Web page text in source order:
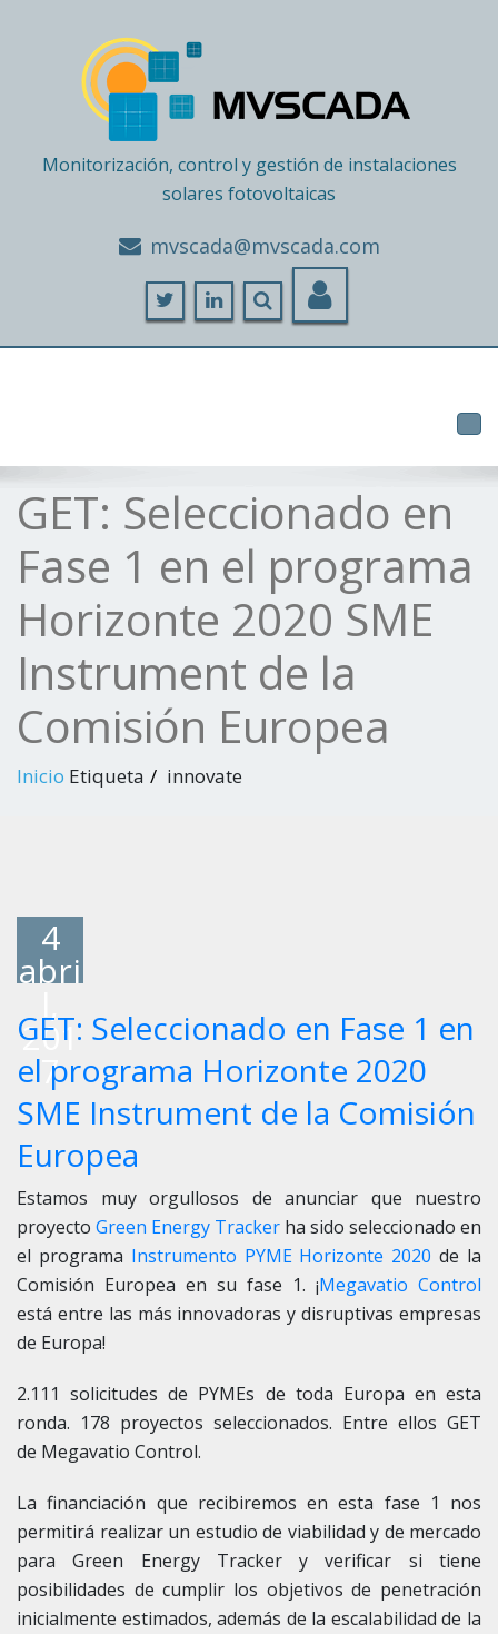
Monitorización, control y gestión de instalaciones
solares fotovoltaicas
moc.adacsvm@adacsvm
GET: Seleccionado en
Fase 1 en el programa
Horizonte 2020 SME
Instrument de la
Comisión Europea
Inicio Etiqueta innovate
4
abri
201
7
GET: Seleccionado en Fase 1 en
el programa Horizonte 2020
SME Instrument de la Comisión
Europea
Estamos muy orgullosos de anunciar que nuestro
proyecto Green Energy Tracker ha sido seleccionado en
el programa Instrumento PYME Horizonte 2020de la
Comisión Europea en su fase 1. ¡Megavatio Control
está entre las más innovadoras y disruptivas empresas
de Europa!
2.111 solicitudes de PYMEs de toda Europa en esta
ronda. 178 proyectos seleccionados. Entre ellos GET
de Megavatio Control.
La financiación que recibiremos en esta fase 1 nos
permitirá realizar un estudio de viabilidad y de mercado
para Green Energy Tracker y verificar si tiene
posibilidades de cumplir los objetivos de penetración
inicialmente estimados, además de la escalabilidad de la